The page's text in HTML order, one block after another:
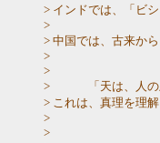
> インドでは、「ビ
>
> 中国では、古来か
>
>
> 「天は、人の上
> これは、真理を理
>
>